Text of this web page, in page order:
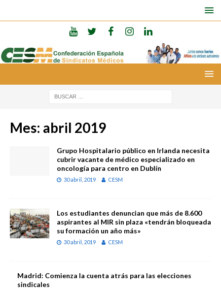
Mes: abril 2019
Grupo Hospitalario público en Irlanda necesita
cubrir vacante de médico especializado en
oncología para centro en Dublín
30 abril, 2019 CESM
Los estudiantes denuncian que más de 8.600
aspirantes al MIR sin plaza «tendrán bloqueada
su formación un año más»
30 abril, 2019 CESM
Madrid: Comienza la cuenta atrás para las elecciones
sindicales